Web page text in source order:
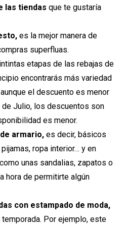
las tiendas que te gustaría
es la mejor manera de
superfluas.
etapas de las rebajas de
encontrarás más variedad
el descuento es menor
de Julio, los descuentos son
es menor.
armario, es decir, básicos
ropa interior… y en
unas sandalias, zapatos o
hora de permitirte algún
con estampado de moda,
Por ejemplo, este